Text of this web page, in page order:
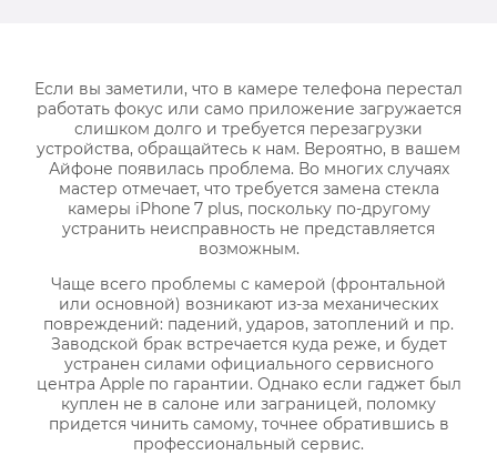
Если вы заметили, что в камере телефона перестал
работать фокус или само приложение загружается
слишком долго и требуется перезагрузки
устройства, обращайтесь к нам. Вероятно, в вашем
Айфоне появилась проблема. Во многих случаях
мастер отмечает, что требуется замена стекла
камеры iPhone 7 plus, поскольку по-другому
устранить неисправность не представляется
возможным.
Чаще всего проблемы с камерой (фронтальной
или основной) возникают из-за механических
повреждений: падений, ударов, затоплений и пр.
Заводской брак встречается куда реже, и будет
устранен силами официального сервисного
центра Apple по гарантии. Однако если гаджет был
куплен не в салоне или заграницей, поломку
придется чинить самому, точнее обратившись в
профессиональный сервис.